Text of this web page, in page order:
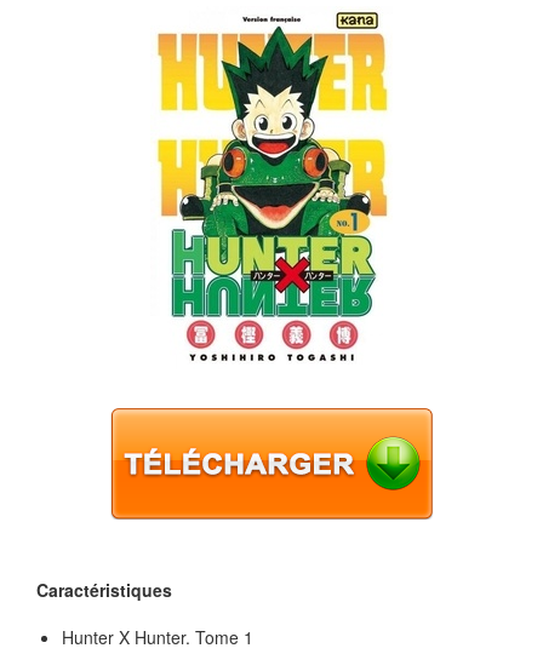
Caractéristiques
Hunter X Hunter. Tome 1